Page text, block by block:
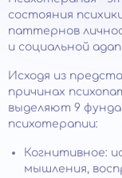
состояния
паттернов
и социальной
Исходя из
причинах
выделяют 9
психотерапии:
Когнитивное:
мышления,